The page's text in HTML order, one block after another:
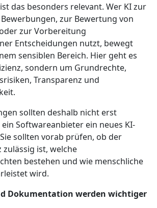
das besonders relevant. Wer KI zur
zur Bewertung von
zur Vorbereitung
Entscheidungen nutzt, bewegt
sensiblen Bereich. Hier geht es
sondern um Grundrechte,
Transparenz und
sollten deshalb nicht erst
Softwareanbieter ein neues KI-
sollten vorab prüfen, ob der
ist, welche
bestehen und wie menschliche
wird.
Dokumentation werden wichtiger